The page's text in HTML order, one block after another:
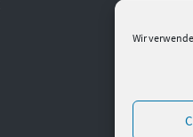
Wir